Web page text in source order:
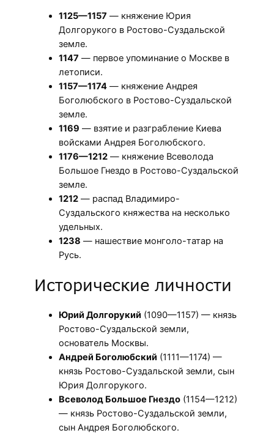
1125—1157 — княжение Юрия
Долгорукого в Ростово-Суздальской
земле.
1147 — первое упоминание о Москве в
летописи.
1157—1174 — княжение Андрея
Боголюбского в Ростово-Суздальской
земле.
1169 — взятие и разграбление Киева
войсками Андрея Боголюбского.
1176—1212 — княжение Всеволода
Большое Гнездо в Ростово-Суздальской
земле.
1212 — распад Владимиро-
Суздальского княжества на несколько
удельных.
1238 — нашествие монголо-татар на
Русь.
Исторические личности
Юрий Долгорукий (1090—1157) — князь
Ростово-Суздальской земли,
основатель Москвы.
Андрей Боголюбский (1111—1174) —
князь Ростово-Суздальской земли, сын
Юрия Долгорукого.
Всеволод Большое Гнездо (1154—1212)
— князь Ростово-Суздальской земли,
сын Андрея Боголюбского.